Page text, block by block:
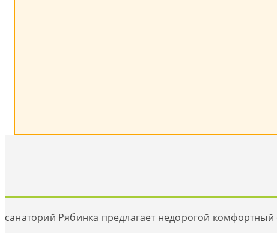
санаторий Рябинка предлагает недорогой